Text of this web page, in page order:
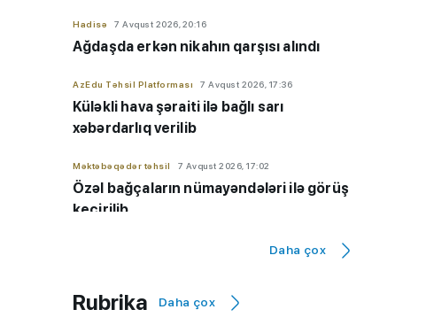
Hadisə 7 Avqust 2026, 20:16
Ağdaşda erkən nikahın qarşısı alındı
AzEdu Təhsil Platforması 7 Avqust 2026, 17:36
Küləkli hava şəraiti ilə bağlı sarı
xəbərdarlıq verilib
Məktəbəqədər təhsil 7 Avqust 2026, 17:02
Özəl bağçaların nümayəndələri ilə görüş
keçirilib
göstərən məktəblər - 9-cu sinif üzrə
SİYAHI
Daha çox
Rubrika Daha çox